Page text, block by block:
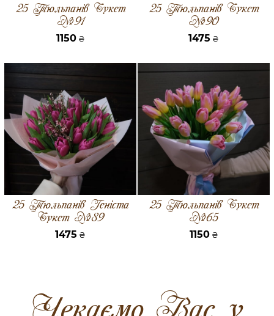
25 Тюльпанів Букет
№91
1150₴
25 Тюльпанів Букет
№90
1475 ₴
25 Тюльпанів Геніста
Букет №89
1475 ₴
25 Тюльпанів Букет
№65
1150₴